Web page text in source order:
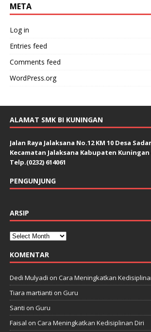
META
Log in
Entries feed
Comments feed
WordPress.org
ALAMAT SMK BI KUNINGAN
Jalan Raya Jalaksana No.12 KM 10 Desa
Kecamatan Jalaksana Kabupaten Kuningan
Telp.(0232) 614061
PENGUNJUNG
ARSIP
KOMENTAR
Dedi Mulyadi on Cara Meningkatkan
Tiara martianti on Guru
Santi on Guru
Faisal on Cara Meningkatkan Kedisiplinan Diri